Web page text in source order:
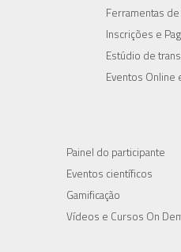
Ferramentas
Inscrições e
Estúdio de
Eventos Online
Painel do participante
Eventos científicos
Gamificação
Vídeos e Cursos On